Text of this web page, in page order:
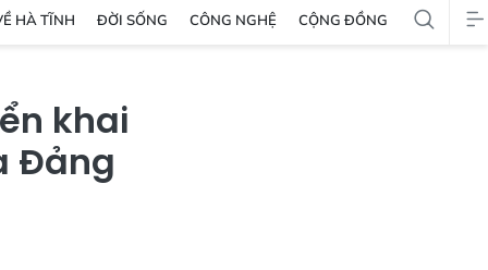
HÀ TĨNH ĐỜI SỐNG CÔNG NGHỆ CỘNG ĐỒNG
khai
Đảng